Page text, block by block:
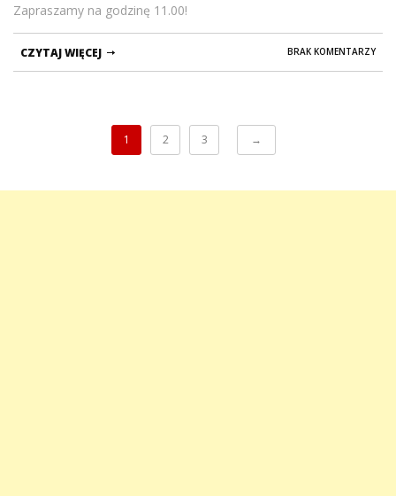
Zapraszamy na godzinę 11.00!
BRAK KOMENTARZY
CZYTAJ WIĘCEJ
1 2 3 →